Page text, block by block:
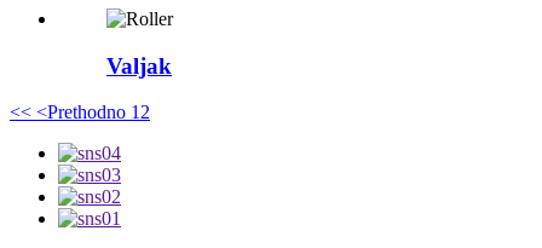
Valjak
<< <Prethodno 1 2